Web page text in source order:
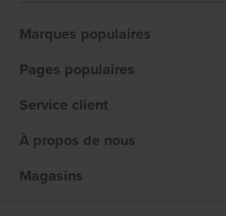
Marques populaires
Pages populaires
Service client
À propos de nous
Magasins